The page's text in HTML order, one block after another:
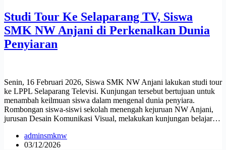
Studi Tour Ke Selaparang TV, Siswa
SMK NW Anjani di Perkenalkan Dunia
Penyiaran
Senin, 16 Februari 2026, Siswa SMK NW Anjani lakukan studi tour
ke LPPL Selaparang Televisi. Kunjungan tersebut bertujuan untuk
menambah keilmuan siswa dalam mengenal dunia penyiara.
Rombongan siswa-siswi sekolah menengah kejuruan NW Anjani,
jurusan Desain Komunikasi Visual, melakukan kunjungan belajar…
adminsmknw
03/12/2026